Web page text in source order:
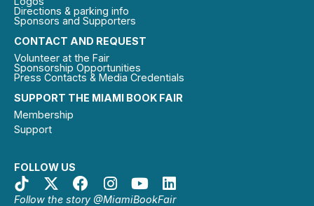
SUPPORT THE MIAMI BOOK FAIR
Membership
Support
FOLLOW US
Follow the story @MiamiBookFair
CONTACT AND REQUEST
Volunteer at the Fair
Sponsorship Opportunities
Press Contacts & Media Credentials
Directions & parking info
Sponsors and Supporters